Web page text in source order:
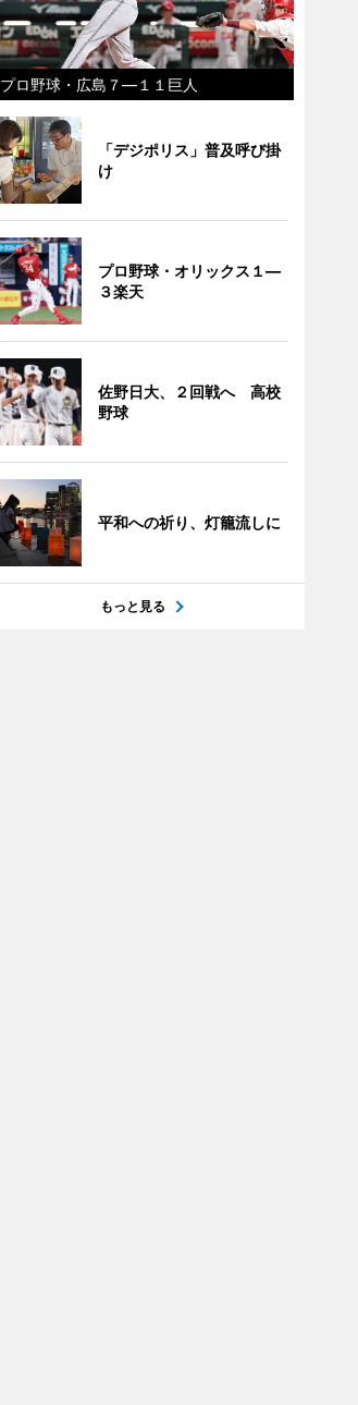
プロ野球・広島７―１１巨人
「デジポリス」普及呼び掛
け
プロ野球・オリックス１―
３楽天
佐野日大、２回戦へ 高校
野球
平和への祈り、灯籠流しに
もっと見る